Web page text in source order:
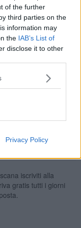
of the further
third parties on the
information may
the IAB’s List of
disclose it to other
Privacy Policy
di Bagno
per consentire il
nel soccorrere i
l’ausilio
dei due
e personale Anas.
iscriviti alla
gratis tutti i giorni